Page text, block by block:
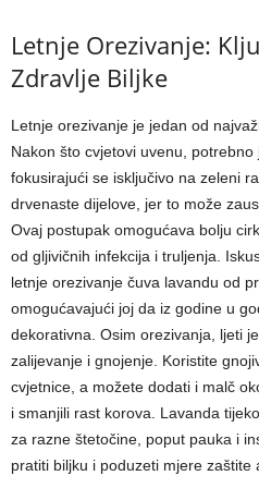
Letnje Orezivanje:
Zdravlje Biljke
Letnje orezivanje je jedan od
Nakon što cvjetovi uvenu, potrebno
fokusirajući se isključivo na zeleni
drvenaste dijelove, jer to može
Ovaj postupak omogućava bolju
od gljivičnih infekcija i truljenja.
letnje orezivanje čuva lavandu od
omogućavajući joj da iz godine u
dekorativna. Osim orezivanja, ljeti
zalijevanje i gnojenje. Koristite
cvjetnice, a možete dodati i malč
i smanjili rast korova. Lavanda
za razne štetočine, poput pauka i
pratiti biljku i poduzeti mjere zaštite